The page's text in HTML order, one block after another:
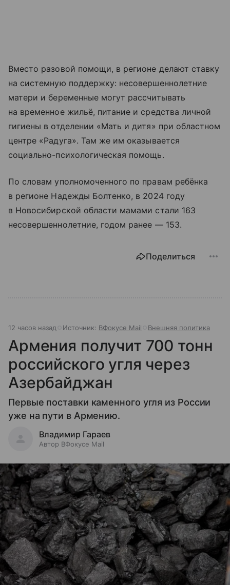
Вместо разовой помощи, в регионе делают ставку
на системную поддержку: несовершеннолетние
матери и беременные могут рассчитывать
на временное жильё, питание и средства личной
гигиены в отделении «Мать и дитя» при областном
центре «Радуга». Там же им оказывается
социально-психологическая помощь.
По словам уполномоченного по правам ребёнка
в регионе Надежды Болтенко, в 2024 году
в Новосибирской области мамами стали 163
несовершеннолетние, годом ранее — 153.
Поделиться
12 часов назад Источник: ВФокусе Mail Внешняя политика
Армения получит 700 тонн
российского угля через
Азербайджан
Первые поставки каменного угля из России
уже на пути в Армению.
Владимир Гараев
Автор ВФокусе Mail